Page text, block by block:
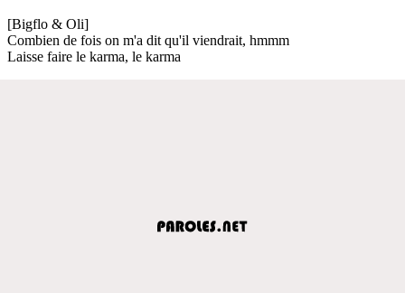
[Bigflo & Oli]
Combien de fois on m'a dit qu'il viendrait, hmmm
Laisse faire le karma, le karma